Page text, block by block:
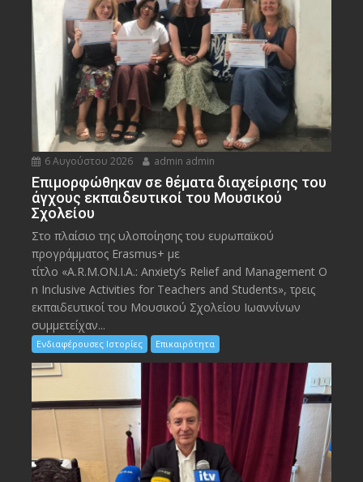
6 Αυγούστου 2026 admin admin
Eπιμορφώθηκαν σε θέματα διαχείρισης του
άγχους εκπαιδευτικοί του Μουσικού
Σχολείου
Στο πλαίσιο της υλοποίησης του ευρωπαϊκού
προγράμματος Erasmus+ με
τίτλο «A.R.M.ON.I.A.: Anxiety’s Relief and Management O
n Inclusive Activities for Teachers and Students», τρεις
εκπαιδευτικοί του Μουσικού Σχολείου Ιωαννίνων
συμμετείχαν...
Ενδιαφέρουσες Ιστορίες Επικαιρότητα